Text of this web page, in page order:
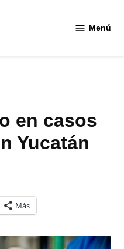
Menú
en casos
Yucatán
Más